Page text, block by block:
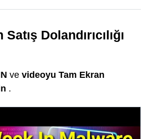
Dolandırıcılığı
ve videoyu Tam Ekran
.